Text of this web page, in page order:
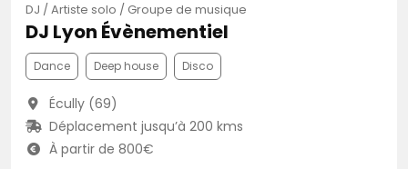
DJ / Artiste solo / Groupe de musique
DJ Lyon Évènementiel
Dance Deep house Disco
Écully (69)
Déplacement jusqu’à 200 kms
À partir de 800€